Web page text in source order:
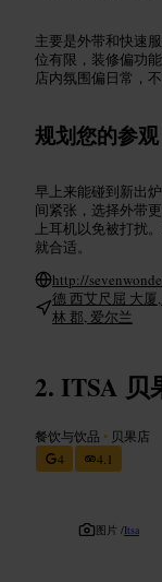
主要是外带和快速
位有限，装修偏功
店内氛围偏日常，不
规划您的参观
早上来能碰到新出
间紧张，选择外带
上耳机以免被打扰
就合适。
http://
德 西艾尺屈 大厦
林 郡, 爱尔兰
ITSA 贝
餐饮与饮品 • 贝果店
4
4.1
图片 /Itsa